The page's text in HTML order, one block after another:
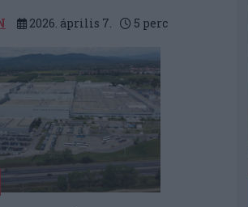
2026. április 7. 5 perc